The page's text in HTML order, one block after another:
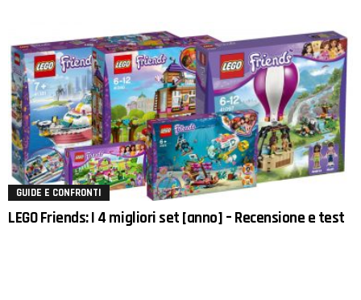
GUIDE E CONFRONTI
LEGO Friends: I 4 migliori set [anno] – Recensione e test